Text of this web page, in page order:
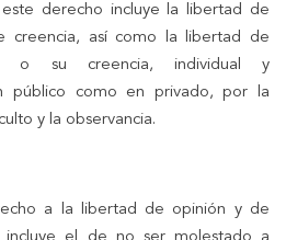
derecho incluye la libertad de
creencia, así como la libertad de
o su creencia, individual y
público como en privado, por la
y la observancia.
a la libertad de opinión y de